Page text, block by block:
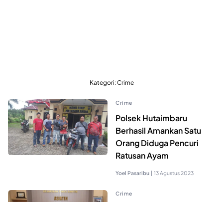
Kategori:Crime
Crime
Polsek Hutaimbaru
Berhasil Amankan Satu
Orang Diduga Pencuri
Ratusan Ayam
Yoel Pasaribu | 13 Agustus 2023
Crime